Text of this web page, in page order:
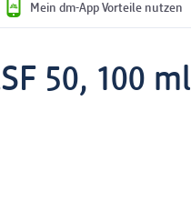
Mein dm-App Vorteile nutzen
50, 100 ml